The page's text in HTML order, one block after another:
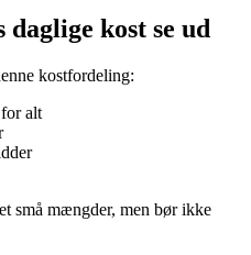
kost se ud
kostfordeling:
alt
små mængder, men bør ikke